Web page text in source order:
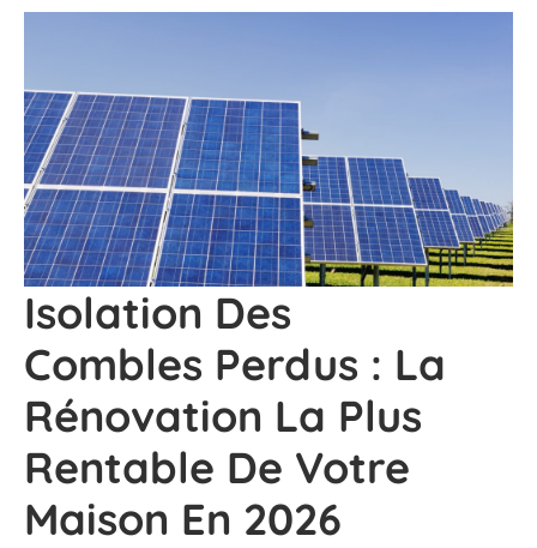
Isolation Des
Combles Perdus : La
Rénovation La Plus
Rentable De Votre
Maison En 2026